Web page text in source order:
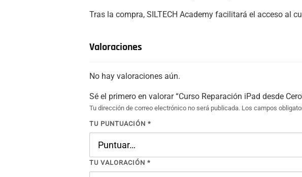
Tras la compra, SILTECH Academy facilitará el acceso al
Valoraciones
No hay valoraciones aún.
Sé el primero en valorar “Curso Reparación iPad desde
Tu dirección de correo electrónico no será publicada. Los campos
TU PUNTUACIÓN *
TU VALORACIÓN *